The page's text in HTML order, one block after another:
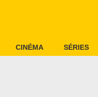
CINÉMA SÉRIES